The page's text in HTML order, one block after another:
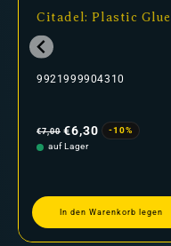
Citadel: Plastic Glue
9921999904310
Preis
€7,00 €6,30
-10%
auf Lager
In den Warenkorb legen